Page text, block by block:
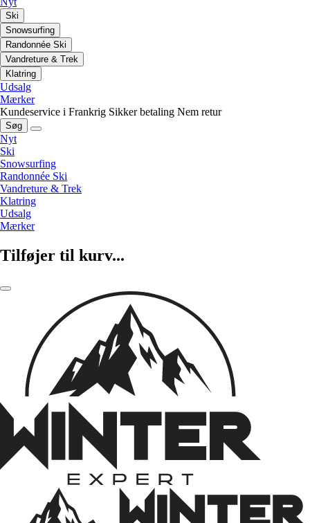
Ski
Snowsurfing
Randonnée Ski
Vandreture & Trek
Klatring
Udsalg
Mærker
Kundeservice i Frankrig Sikker betaling Nem retur
Søg
Nyt
Ski
Snowsurfing
Randonnée Ski
Vandreture & Trek
Klatring
Udsalg
Mærker
Tilføjer til kurv...